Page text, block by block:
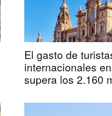
El gasto de
internacionales
supera los 2.160